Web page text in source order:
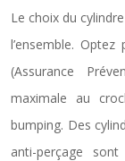
Le choix du
l’ensemble.
(Assurance
maximale au
bumping. Des
anti-perçage sont